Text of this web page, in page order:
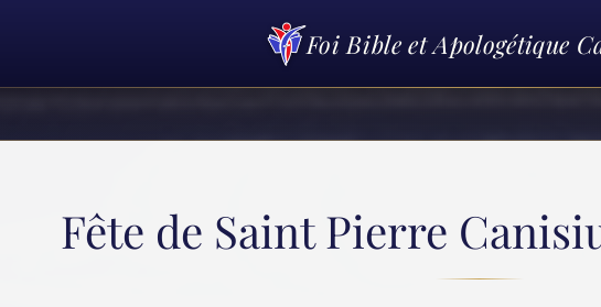
Foi Bible et Apologétique
Fête de Saint Pierre